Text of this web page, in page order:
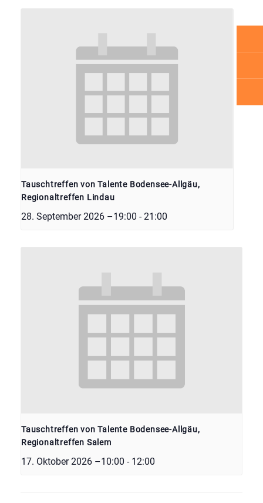
Tauschtreffen von Talente Bodensee-Allgäu,
Regionaltreffen Lindau
28. September 2026 –19:00 - 21:00
Tauschtreffen von Talente Bodensee-Allgäu,
Regionaltreffen Salem
17. Oktober 2026 –10:00 - 12:00